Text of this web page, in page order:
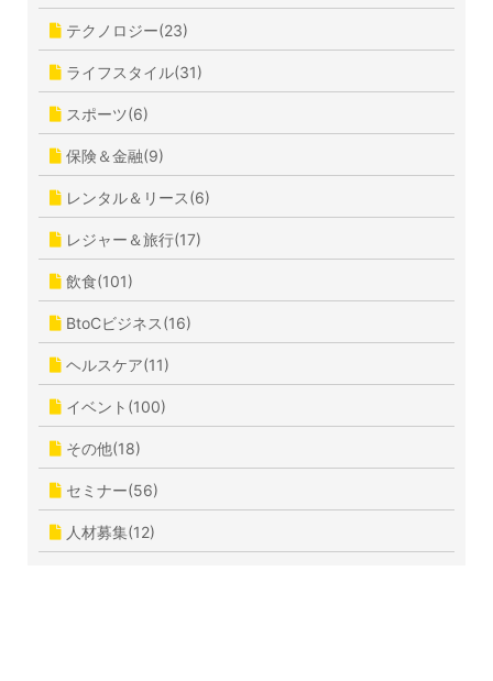
テクノロジー(23)
ライフスタイル(31)
スポーツ(6)
保険＆金融(9)
レンタル＆リース(6)
レジャー＆旅行(17)
飲食(101)
BtoCビジネス(16)
ヘルスケア(11)
イベント(100)
その他(18)
セミナー(56)
人材募集(12)